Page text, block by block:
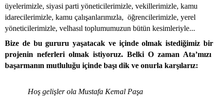
üyelerimizle, siyasi parti yöneticilerimizle, vekillerimizle, kamu
idarecilerimizle, kamu çalışanlarımızla, öğrencilerimizle, yerel
yöneticilerimizle, velhasıl toplumumuzun bütün kesimleriyle...
Bize de bu gururu yaşatacak ve içinde olmak istediğimiz bir
projenin neferleri olmak istiyoruz. Belki O zaman Ata’mızı
başarmanın mutluluğu içinde başı dik ve onurla karşılarız:
Hoş gelişler ola Mustafa Kemal Paşa